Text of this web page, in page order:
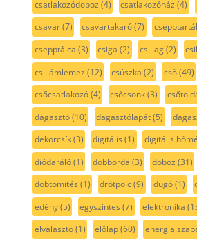
csatlakozódoboz (4) csatlakozóház (4)
csavar(7) csavartakaró(7)
csepptálca (3) csiga (2) csillag(2)
csillámlemez (12) csúszka (2) cső(49)
csőcsatlakozó(4) csőcsonk(3)
dagasztó(10) dagasztólapát(5)
dekorcsík(3) digitális (1) digitális
diódaráló(1) dobborda (3) doboz (31)
dobtömítés (1) drótpolc(9) dugó(1)
edény(5) egyszintes (7) elektronika
elválasztó(1) előlap(60) energia